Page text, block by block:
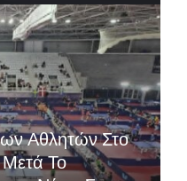
Αθλητών Στο
Το